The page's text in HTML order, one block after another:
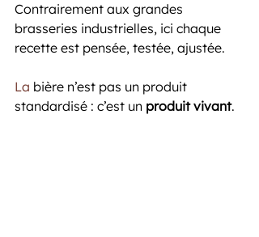
Contrairement aux grandes
brasseries industrielles, ici chaque
recette est pensée, testée, ajustée.
La bière n’est pas un produit
standardisé : c’est un produit vivant.